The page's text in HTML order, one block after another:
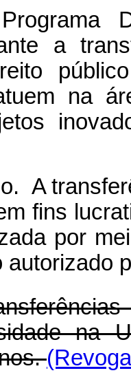
a
na
A
fins
por
autorizado
na